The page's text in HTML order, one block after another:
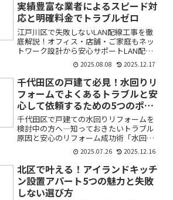
実績豊富な業者によるスピード対
応と明確料金でトラブルゼロ
江戸川区で失敗しないLAN配線工事を徹
底解説！オフィス・店舗・ご家庭もネッ
トワーク設計から安心サポートLAN配線
工事を江戸川区で検討されている方へ
——「どこに頼めばいいの？」「業者に
よって何が違うの？」「料金や工事後の
トラブルが心配…」そん...
2025.08.08 2025.12.17
千代田区の戸建て必見！水回りリ
フォームでよくあるトラブルと安
心して依頼するための5つのポイ
ント
千代田区で戸建ての水回りリフォームを
検討中の方へ―知っておきたいトラブル
原因と安心のリフォーム成功術「水回り
のリフォームをしたいけれど、何から始
めればいいのか分からない」「工事のト
ラブルや費用の不安、業者選びのポイン
トが知りたい」――そんな...
2025.07.26 2025.12.16
北区で叶える！アイランドキッチ
ン設置アパート5つの魅力と失敗
しない選び方